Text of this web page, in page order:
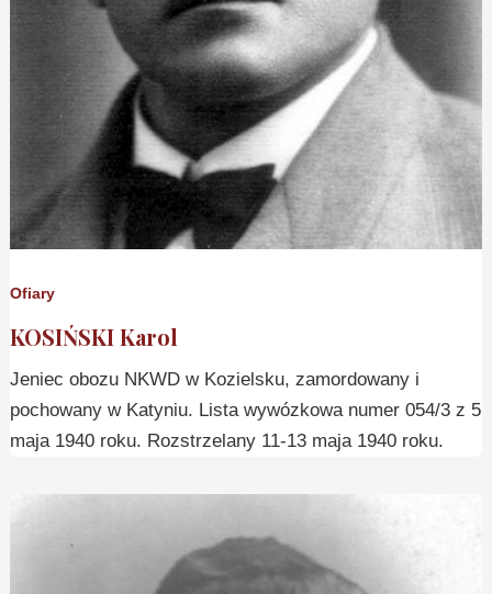
Ofiary
KOSIŃSKI Karol
Jeniec obozu NKWD w Kozielsku, zamordowany i
pochowany w Katyniu. Lista wywózkowa numer 054/3 z 5
maja 1940 roku. Rozstrzelany 11-13 maja 1940 roku.